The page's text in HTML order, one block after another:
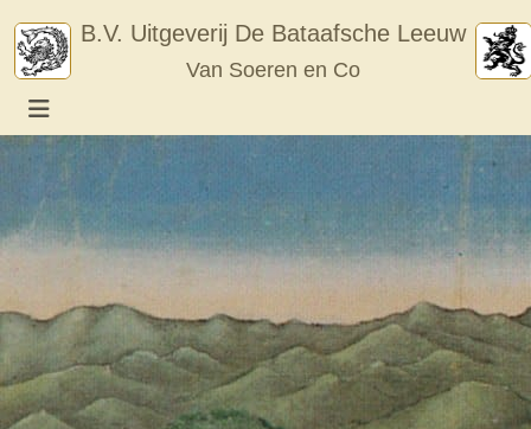
content
B.V. Uitgeverij De Bataafsche Leeuw
Van Soeren en Co